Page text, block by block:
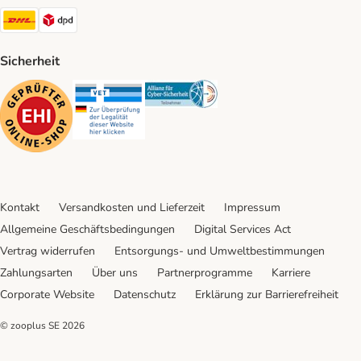
DHL Shipping Method
Sicherheit
Security Security Security
Kontakt Versandkosten und Lieferzeit
Impressum
Allgemeine Geschäftsbedingungen
Digital Services Act
Vertrag widerrufen
Entsorgungs- und Umweltbestimmungen
Zahlungsarten
Über uns Partnerprogramme
Karriere
Corporate Website
Datenschutz Erklärung zur Barrierefreiheit
© zooplus SE 2026